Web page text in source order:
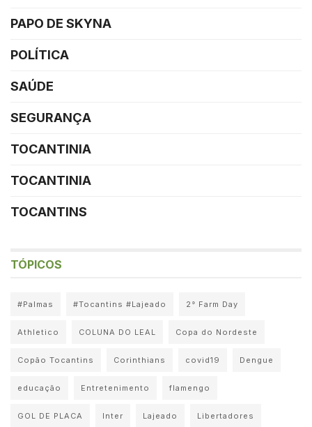
PAPO DE SKYNA
POLÍTICA
SAÚDE
SEGURANÇA
TOCANTINIA
TOCANTINIA
TOCANTINS
TÓPICOS
#Palmas #Tocantins #Lajeado 2° Farm Day
Athletico COLUNA DO LEAL Copa do Nordeste
Copão Tocantins Corinthians covid19 Dengue
educação Entretenimento flamengo
GOL DE PLACA Inter Lajeado Libertadores